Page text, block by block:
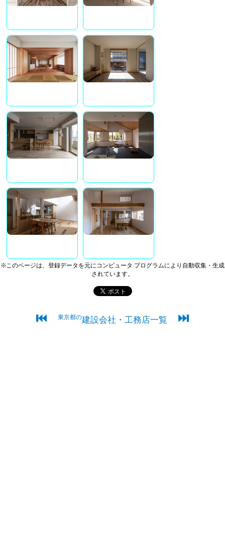
※このページは、登録データを元にコンピュータ プログラムにより自動収集・生成
されています。
⏮ 東京都の建設会社・工務店一覧 ⏭